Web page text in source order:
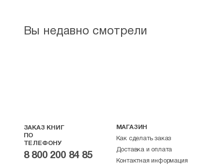
Вы недавно смотрели
ЗАКАЗ КНИГ
ПО
ТЕЛЕФОНУ
8 800 200 84 85
МАГАЗИН
Как сделать заказ
Доставка и оплата
Контактная информация